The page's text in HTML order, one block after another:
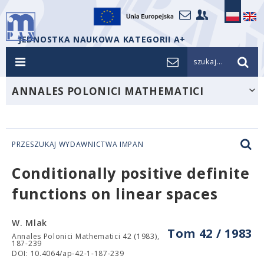
JEDNOSTKA NAUKOWA KATEGORII A+
szukaj...
ANNALES POLONICI MATHEMATICI
PRZESZUKAJ WYDAWNICTWA IMPAN
Conditionally positive definite
functions on linear spaces
Tom 42 / 1983
W. Mlak
Annales Polonici Mathematici 42 (1983),
187-239
DOI: 10.4064/ap-42-1-187-239